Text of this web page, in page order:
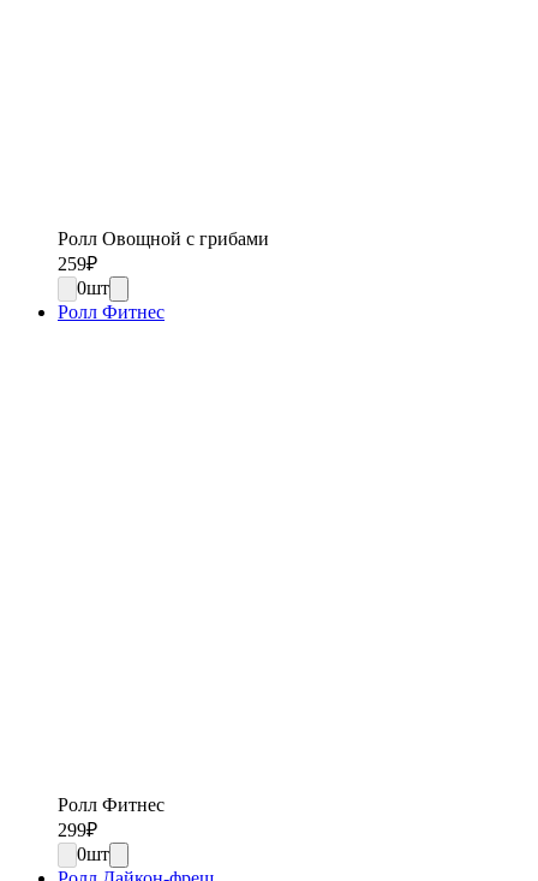
Ролл Овощной с грибами
259₽
0шт
Ролл Фитнес
Ролл Фитнес
299₽
0шт